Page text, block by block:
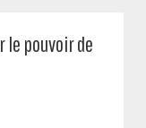
pouvoir de